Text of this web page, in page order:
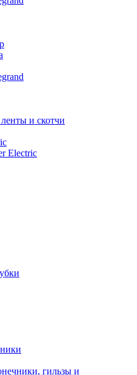
и скотчи
Electric
гильзы и